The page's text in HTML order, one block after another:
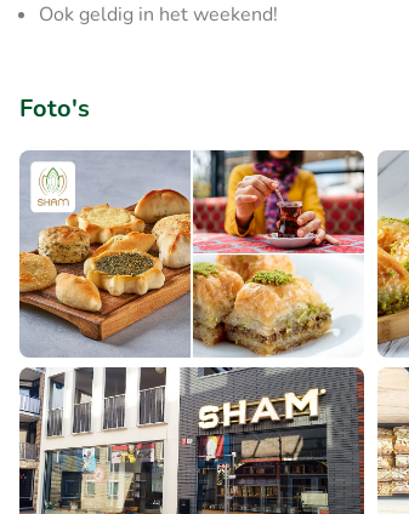
Ook geldig in het weekend!
Foto's